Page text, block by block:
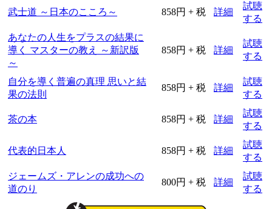
武士道 ～日本のこころ～ 858円 + 税 詳細
試聴
する
あなたの人生をプラスの結果に
導く マスターの教え ～新訳版
～
858円 + 税 詳細
試聴
する
自分を導く普遍の真理 思いと結
果の法則
858円 + 税 詳細
試聴
する
茶の本 858円 + 税 詳細
試聴
する
代表的日本人 858円 + 税 詳細
試聴
する
ジェームズ・アレンの成功への
道のり
800円 + 税 詳細
試聴
する